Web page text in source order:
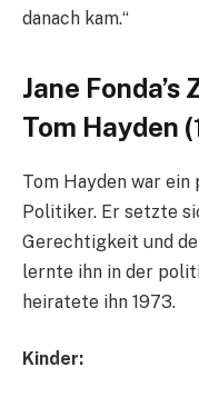
danach kam.“
Jane
Tom Hayden
Tom Hayden war
Politiker. Er setzte
Gerechtigkeit und
lernte ihn in der
heiratete ihn 1973.
Kinder: